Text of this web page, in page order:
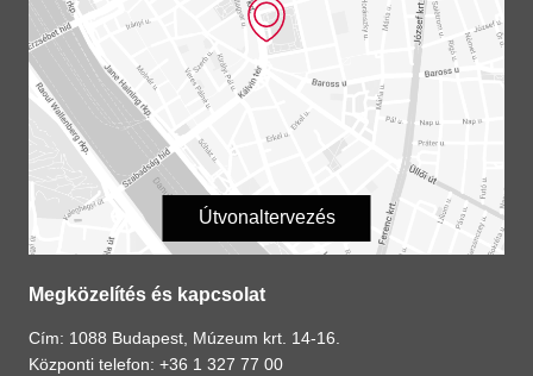
Útvonaltervezés
Megközelítés és kapcsolat
Cím: 1088 Budapest, Múzeum krt. 14-16.
Központi telefon: +36 1 327 77 00